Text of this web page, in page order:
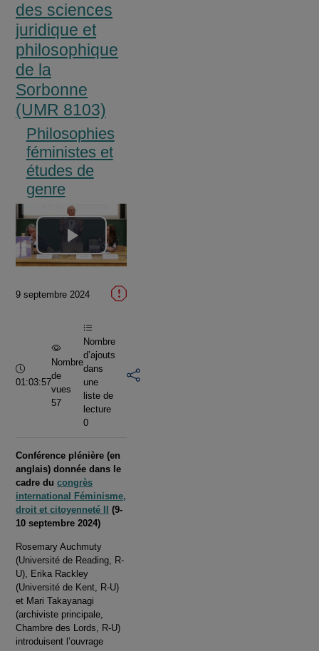
des sciences
juridique et
philosophique
de la
Sorbonne
(UMR 8103)
Philosophies
féministes et
études de
genre
Lire
la
vidéo
9 septembre 2024
Durée :
01:03:57
Nombre
de
vues
57
Nombre
d’ajouts
dans
une
liste de
lecture
0
Conférence plénière (en
anglais) donnée dans le
cadre du congrès
international Féminisme,
droit et citoyenneté II
(9-
10 septembre 2024)
Rosemary Auchmuty
(Université de Reading, R-
U), Erika Rackley
(Université de Kent, R-U)
et Mari Takayanagi
(archiviste principale,
Chambre des Lords, R-U)
introduisent l’ouvrage